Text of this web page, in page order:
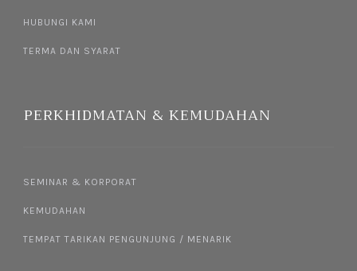
HUBUNGI KAMI
TERMA DAN SYARAT
PERKHIDMATAN & KEMUDAHAN
SEMINAR & KORPORAT
KEMUDAHAN
TEMPAT TARIKAN PENGUNJUNG / MENARIK